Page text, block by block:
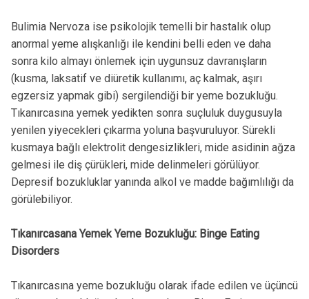
Bulimia Nervoza ise psikolojik temelli bir hastalık olup
anormal yeme alışkanlığı ile kendini belli eden ve daha
sonra kilo almayı önlemek için uygunsuz davranışların
(kusma, laksatif ve diüretik kullanımı, aç kalmak, aşırı
egzersiz yapmak gibi) sergilendiği bir yeme bozukluğu.
Tıkanırcasına yemek yedikten sonra suçluluk duygusuyla
yenilen yiyecekleri çıkarma yoluna başvuruluyor. Sürekli
kusmaya bağlı elektrolit dengesizlikleri, mide asidinin ağza
gelmesi ile diş çürükleri, mide delinmeleri görülüyor.
Depresif bozukluklar yanında alkol ve madde bağımlılığı da
görülebiliyor.
Tıkanırcasana Yemek Yeme Bozukluğu: Binge Eating
Disorders
Tıkanırcasına yeme bozukluğu olarak ifade edilen ve üçüncü